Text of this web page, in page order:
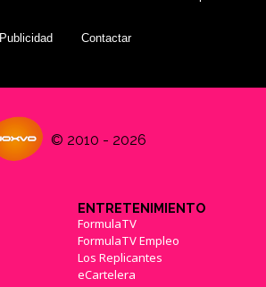
Publicidad Contactar
© 2010 - 2026
ENTRETENIMIENTO
FormulaTV
FormulaTV Empleo
Los Replicantes
eCartelera